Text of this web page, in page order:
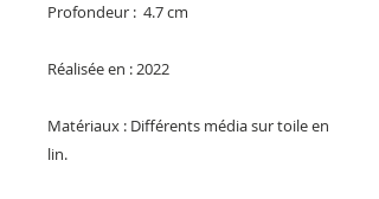
Profondeur : 4.7 cm
Réalisée en : 2022
Matériaux : Différents média sur toile en
lin.